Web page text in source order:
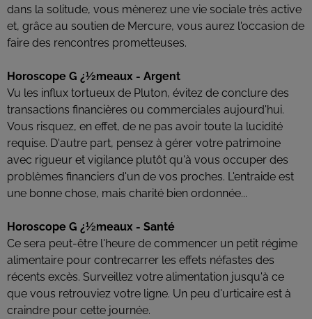
dans la solitude, vous mènerez une vie sociale très active
et, grâce au soutien de Mercure, vous aurez l'occasion de
faire des rencontres prometteuses.
Horoscope G ¿½meaux - Argent
Vu les influx tortueux de Pluton, évitez de conclure des
transactions financières ou commerciales aujourd'hui.
Vous risquez, en effet, de ne pas avoir toute la lucidité
requise. D'autre part, pensez à gérer votre patrimoine
avec rigueur et vigilance plutôt qu'à vous occuper des
problèmes financiers d'un de vos proches. L'entraide est
une bonne chose, mais charité bien ordonnée...
Horoscope G ¿½meaux - Santé
Ce sera peut-être l'heure de commencer un petit régime
alimentaire pour contrecarrer les effets néfastes des
récents excès. Surveillez votre alimentation jusqu'à ce
que vous retrouviez votre ligne. Un peu d'urticaire est à
craindre pour cette journée.